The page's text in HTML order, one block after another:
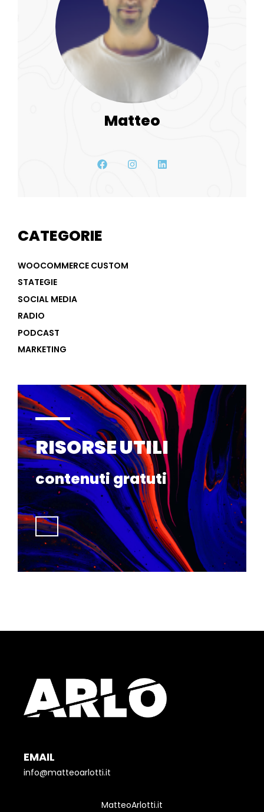
Matteo
CATEGORIE
WOOCOMMERCE CUSTOM
STATEGIE
SOCIAL MEDIA
RADIO
PODCAST
MARKETING
RISORSE UTILI
contenuti gratuti
EMAIL
info@matteoarlotti.it
MatteoArlotti.it